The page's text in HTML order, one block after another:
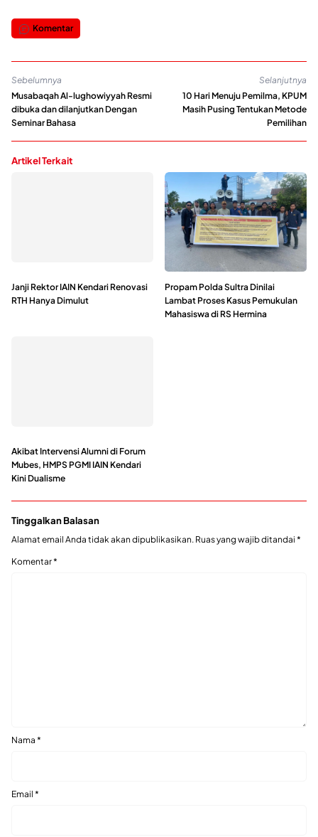
Komentar
Sebelumnya
Musabaqah Al-lughowiyyah Resmi
dibuka dan dilanjutkan Dengan
Seminar Bahasa
Selanjutnya
10 Hari Menuju Pemilma, KPUM
Masih Pusing Tentukan Metode
Pemilihan
Artikel Terkait
Janji Rektor IAIN Kendari Renovasi
RTH Hanya Dimulut
Propam Polda Sultra Dinilai
Lambat Proses Kasus Pemukulan
Mahasiswa di RS Hermina
Akibat Intervensi Alumni di Forum
Mubes, HMPS PGMI IAIN Kendari
Kini Dualisme
Tinggalkan Balasan
Alamat email Anda tidak akan dipublikasikan. Ruas yang wajib ditandai *
Komentar*
Nama *
Email *